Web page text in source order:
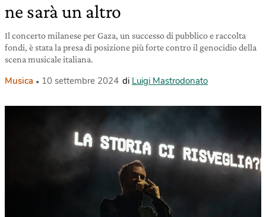
ne sarà un altro
Il concerto milanese per Gaza, un successo di pubblico e raccolta
fondi, è stata la presa di posizione più forte contro il genocidio della
scena musicale italiana.
Musica 10 settembre 2024 di Luigi Mastrodonato